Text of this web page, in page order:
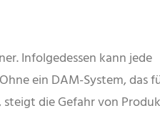
Infolgedessen kann jede
ein DAM-System, das
die Gefahr von